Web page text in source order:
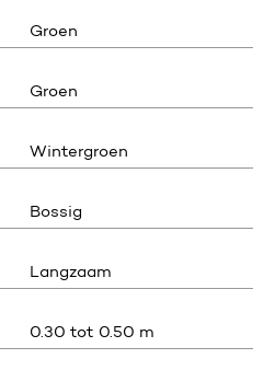
Groen
Groen
Wintergroen
Bossig
Langzaam
0.30 tot 0.50 m